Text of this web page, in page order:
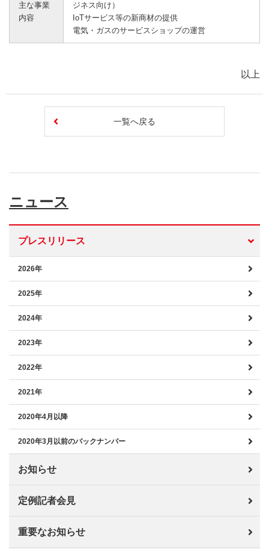
主な事業
内容
ジネス向け）
IoTサービス等の新商材の提供
電気・ガスのサービスショップの運営
以上
一覧へ戻る
ニュース
プレスリリース
2026年
2025年
2024年
2023年
2022年
2021年
2020年4月以降
2020年3月以前のバックナンバー
お知らせ
定例記者会見
重要なお知らせ